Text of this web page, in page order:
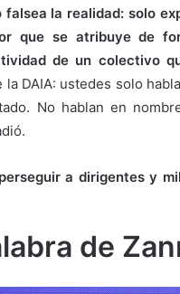
falsea la realidad: solo
que se atribuye de
de un colectivo
la DAIA: ustedes solo
No hablan en
a dirigentes y
de